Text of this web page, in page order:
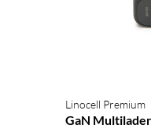
Linocell Premium
GaN